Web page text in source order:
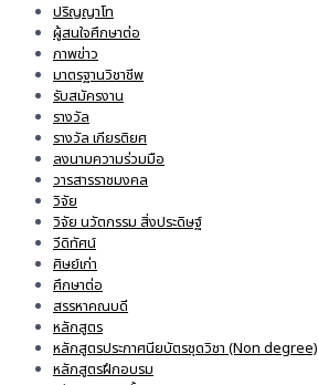
ปริญญาโท
ผู้สนใจศึกษาต่อ
ภาพข่าว
มาตรฐานวิชาชีพ
รับสมัครงาน
รางวัล
รางวัล เกียรติยศ
ลงนามความร่วมมือ
วารสารราชมงคล
วิจัย
วิจัย นวัตกรรม สิ่งประดิษฐ์
วีดิทัศน์
ศิษย์เก่า
ศึกษาต่อ
สรรหาคณบดี
หลักสูตร
หลักสูตรประกาศนียบัตรชุดวิชา (Non degree)
หลักสูตรฝึกอบรม